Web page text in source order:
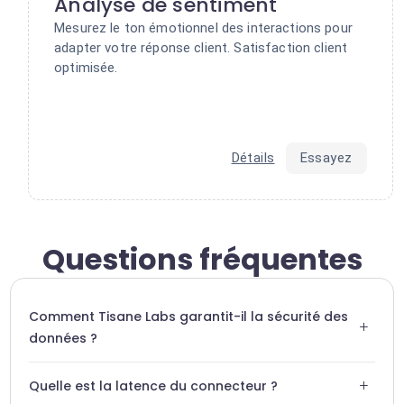
Mesurez le ton émotionnel des interactions pour
adapter votre réponse client. Satisfaction client
optimisée.
Détails Essayez
Questions fréquentes
Comment Tisane Labs garantit-il la sécurité des
données ?
+
RGPD et ne conserve pas les contenus analysés après le
Quelle est la latence du connecteur ? +